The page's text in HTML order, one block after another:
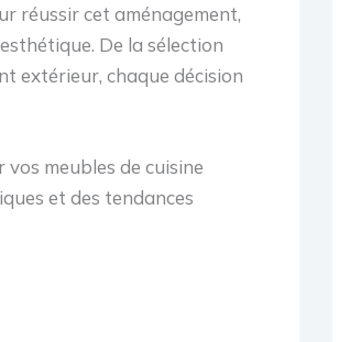
réussir cet aménagement,
De la sélection
extérieur, chaque décision
meubles de cuisine
et des tendances